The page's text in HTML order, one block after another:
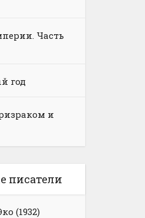
Часть
год
и
писатели
(1932)